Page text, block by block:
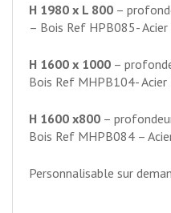
H 1980 x L 800 –
– Bois Ref HPB085-
H 1600 x 1000 –
Bois Ref MHPB104-
H 1600 x800 –
Bois Ref MHPB084 –
Personnalisable sur